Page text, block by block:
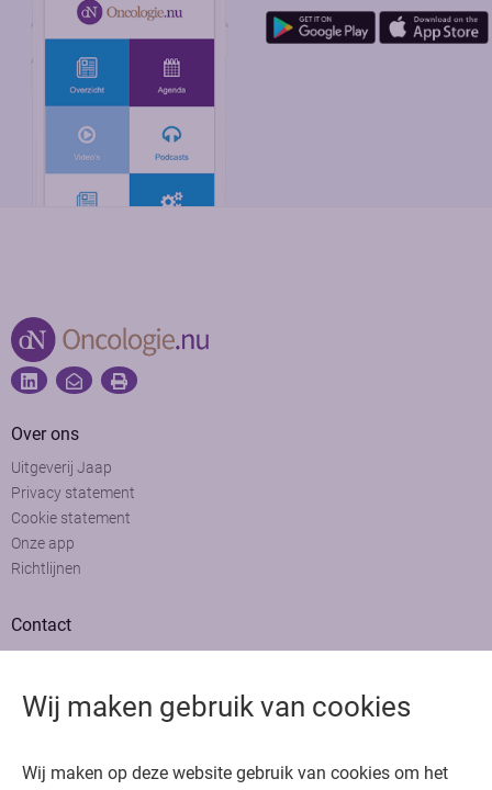
Wij maken gebruik van cookies
Wij maken op deze website gebruik van cookies om het
Bedankt voor het bezoeken van Oncologie.nu
Over ons
Uitgeverij Jaap
Privacy statement
Cookie statement
Onze app
Richtlijnen
Contact
Adverteren